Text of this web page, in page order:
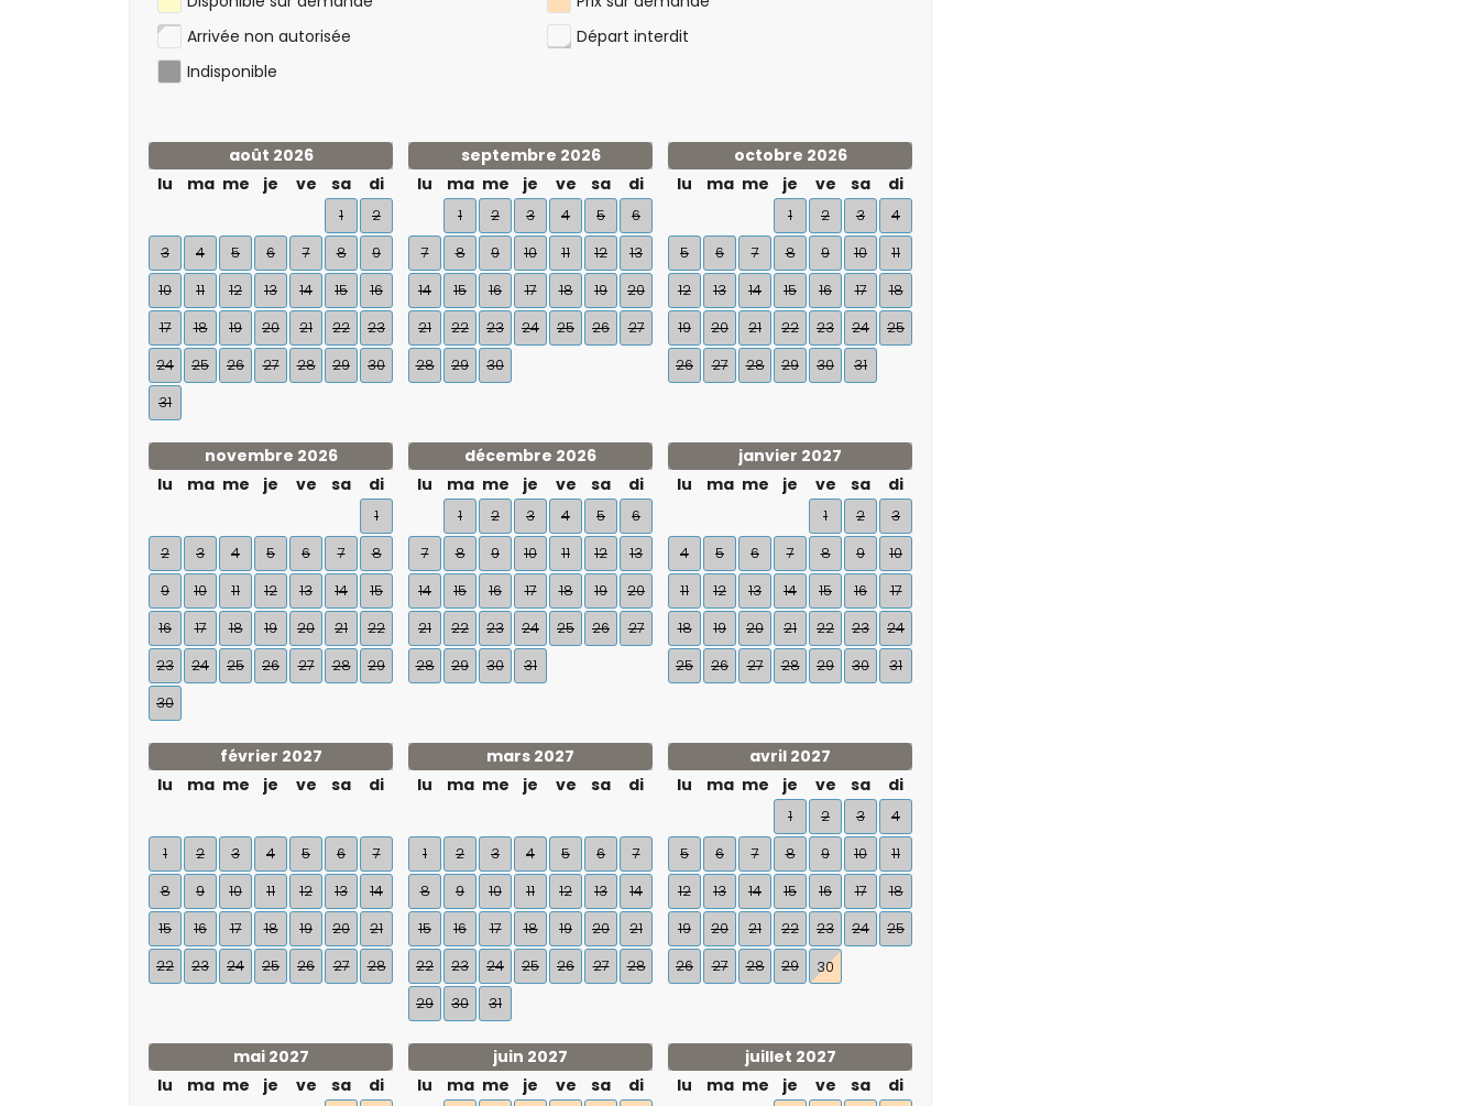
Arrivée non autorisée
Départ interdit
Indisponible
août 2026
lu
ma me je ve sa di
1
2
3
4 5 6 7 8
9
10
11 12 13 14 15
16
17
18 19 20 21 22
23
24
25 26 27 28 29
30
31
septembre 2026
lu
ma me je ve sa di
1 2 3 4 5
6
7
8 9 10 11 12
13
14
15 16 17 18 19
20
21
22 23 24 25 26
27
28
29 30
octobre 2026
lu
ma me je ve sa di
1 2 3
4
5
6 7 8 9 10
11
12
13 14 15 16 17
18
19
20 21 22 23 24
25
26
27 28 29 30 31
novembre 2026
lu
ma me je ve sa di
1
2
3 4 5 6 7
8
9
10 11 12 13 14
15
16
17 18 19 20 21
22
23
24 25 26 27 28
29
30
décembre 2026
lu
ma me je ve sa di
1 2 3 4 5
6
7
8 9 10 11 12
13
14
15 16 17 18 19
20
21
22 23 24 25 26
27
28
29 30 31
janvier 2027
lu
ma me je ve sa di
1 2
3
4
5 6 7 8 9
10
11
12 13 14 15 16
17
18
19 20 21 22 23
24
25
26 27 28 29 30 31
février 2027
lu
ma me je ve sa di
1 2 3 4 5 6
7
8
9 10 11 12 13
14
15
16 17 18 19 20
21
22
23 24 25 26 27 28
mars 2027
lu
ma me je ve sa di
1 2 3 4 5 6
7
8
9 10 11 12 13
14
15
16 17 18 19 20
21
22
23 24 25 26 27
28
29
30 31
avril 2027
lu
ma me je ve sa di
1 2 3
4
5
6 7 8 9 10
11
12
13 14 15 16 17
18
19
20 21 22 23 24
25
26
27 28 29 30
mai 2027
lu
ma me je ve sa di
juin 2027
lu
ma me je ve sa di
juillet 2027
lu
ma me je ve sa di